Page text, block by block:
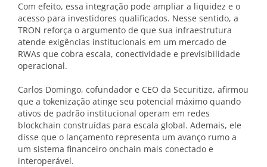
Com efeito, essa integração pode ampliar a liquidez e o
acesso para investidores qualificados. Nesse sentido, a
TRON reforça o argumento de que sua infraestrutura
atende exigências institucionais em um mercado de
RWAs que cobra escala, conectividade e previsibilidade
operacional.
Carlos Domingo, cofundador e CEO da Securitize, afirmou
que a tokenização atinge seu potencial máximo quando
ativos de padrão institucional operam em redes
blockchain construídas para escala global. Ademais, ele
disse que o lançamento representa um avanço rumo a
um sistema financeiro onchain mais conectado e
interoperável.